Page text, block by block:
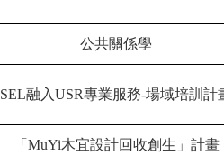
公共關係學
SEL融入USR專業服務-場域培訓計
「MuYi木宜設計回收創生」計畫